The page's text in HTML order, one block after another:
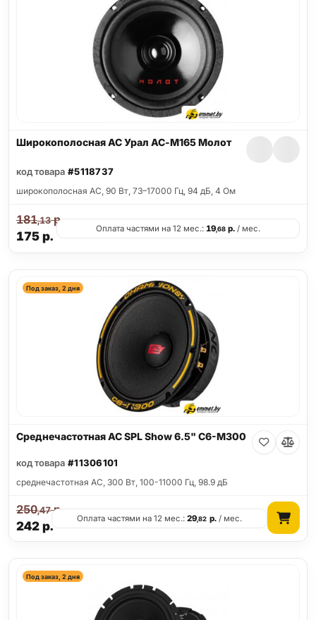
Широкополосная АС Урал АС-М165 Молот
код товара #5118737
широкополосная АС, 90 Вт, 73–17000 Гц, 94 дБ, 4 Ом
175р.
181,13р.
Оплата частями на 12 мес.: 19,68р./ мес.
Под заказ, 2 дня
Среднечастотная АС SPL Show 6.5" C6-M300
код товара #11306101
среднечастотная АС, 300 Вт, 100-11000 Гц, 98.9 дБ
242р.
250,47р.
Оплата частями на 12 мес.:29,82 р./ мес.
Под заказ, 2 дня